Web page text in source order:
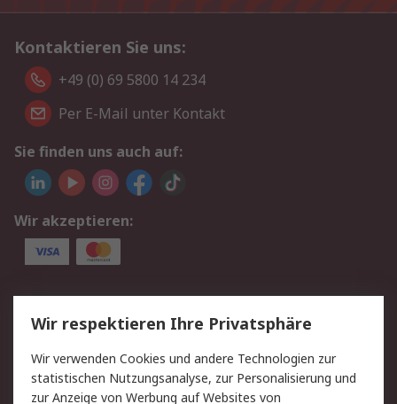
Kontaktieren Sie uns:
+49 (0) 69 5800 14 234
Per E-Mail unter Kontakt
Sie finden uns auch auf:
Wir akzeptieren:
Service
Value Added Services
Lieferlösungen
Rücksendungen
Kontakt
Hilfe
Privatkunden
Wir respektieren Ihre Privatsphäre
Wir verwenden Cookies und andere Technologien zur
statistischen Nutzungsanalyse, zur Personalisierung und
zur Anzeige von Werbung auf Websites von